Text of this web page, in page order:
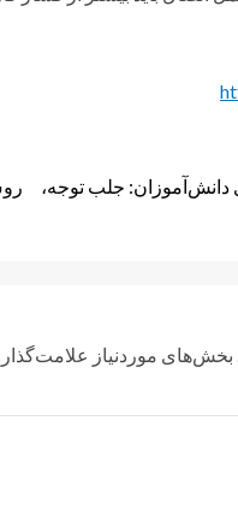
دانش‌آموزان: جلب توجه،
بخش‌های موردنیاز